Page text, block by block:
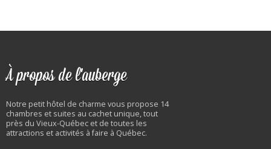
À propos de l'auberge
Notre petit hôtel de charme vous propose 14
chambres et suites au cachet unique, tout
près du Vieux-Québec et de toutes les
attractions et activités à faire à Québec.